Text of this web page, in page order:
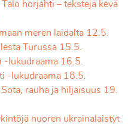
horjahti – tekstejä kevä
meren laidalta 12.5.
Turussa 15.5.
-lukudraama 16.5.
-lukudraama 18.5.
rauha ja hiljaisuus 19.
nuoren ukrainalaistyt